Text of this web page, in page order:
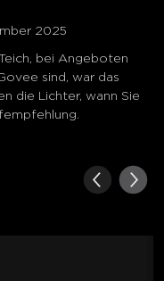
2025
bei Angeboten
sind, war das
die Lichter, wann Sie